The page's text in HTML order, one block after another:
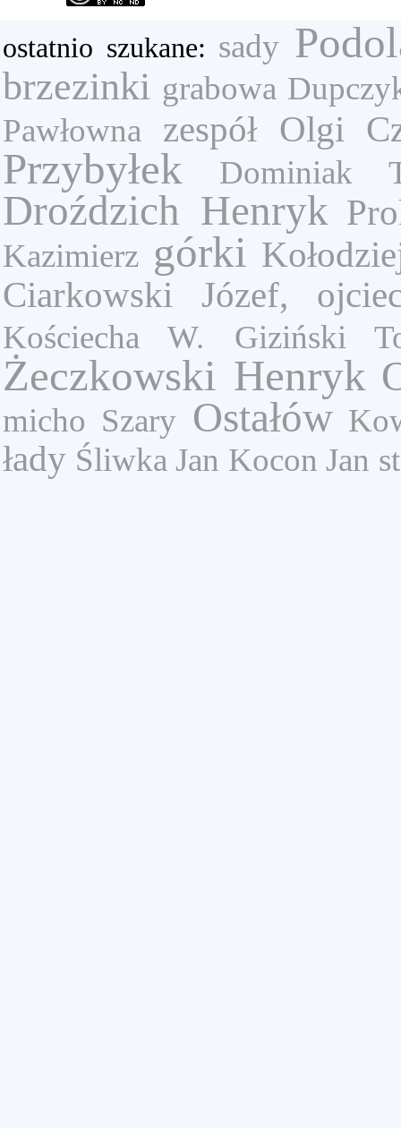
ostatnio szukane: sady
brzezinki grabowa
Pawłowna
zespół Olgi
Przybyłek Dominiak
Droździch Henryk
Kazimierz górki
Ciarkowski Józef,
Kościecha W. Giziński
Żeczkowski Henryk
micho Szary Ostałów
łady Śliwka Jan Kocon Jan